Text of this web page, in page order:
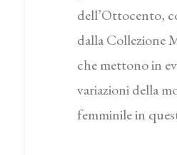
dell’Ottocento,
dalla Collezione
che mettono in
variazioni della
femminile in